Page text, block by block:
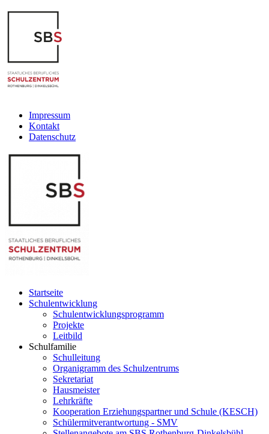
Impressum
Kontakt
Datenschutz
Startseite
Schulentwicklung
Schulentwicklungsprogramm
Projekte
Leitbild
Schulfamilie
Schulleitung
Organigramm des Schulzentrums
Sekretariat
Hausmeister
Lehrkräfte
Kooperation Erziehungspartner und Schule (KESCH)
Schülermitverantwortung - SMV